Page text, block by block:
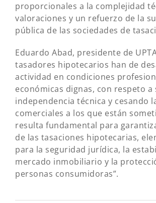
proporcionales a la complejidad
valoraciones y un refuerzo de la
pública de las sociedades de
Eduardo Abad, presidente de
tasadores hipotecarios han de
actividad en condiciones
económicas dignas, con respeto a
independencia técnica y cesando
comerciales a los que están
resulta fundamental para
de las tasaciones hipotecarias,
para la seguridad jurídica, la
mercado inmobiliario y la
personas consumidoras”.